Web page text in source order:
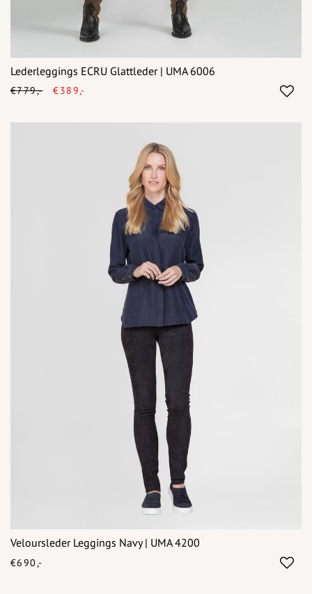
Lederleggings ECRU Glattleder | UMA 6006
€779,- €389,-
Veloursleder Leggings Navy | UMA 4200
€690,-